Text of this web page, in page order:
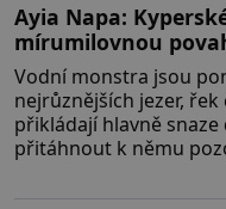
Ayia Napa:
mírumilovnou
Vodní monstra jsou
nejrůznějších jezer,
přikládají hlavně
přitáhnout k němu